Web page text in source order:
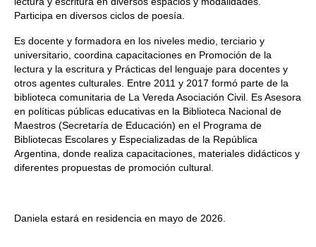
Participa en diversos ciclos de poesía.
Es docente y formadora en los niveles medio, terciario y
universitario, coordina capacitaciones en Promoción de la
lectura y la escritura y Prácticas del lenguaje para docentes y
otros agentes culturales. Entre 2011 y 2017 formó parte de la
biblioteca comunitaria de La Vereda Asociación Civil. Es Asesora
en políticas públicas educativas en la Biblioteca Nacional de
Maestros (Secretaría de Educación) en el Programa de
Bibliotecas Escolares y Especializadas de la República
Argentina, donde realiza capacitaciones, materiales didácticos y
diferentes propuestas de promoción cultural.
Daniela estará en residencia en mayo de 2026.